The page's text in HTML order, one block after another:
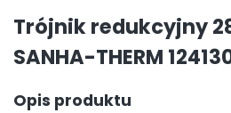
Trójnik redukcyjny
SANHA-THERM
Opis produktu